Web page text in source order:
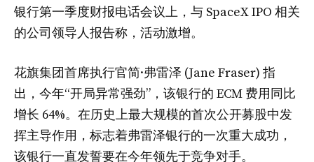
银行第一季度财报电话会议上，与 SpaceX IPO 相关
的公司领导人报告称，活动激增。
花旗集团首席执行官简·弗雷泽 (Jane Fraser) 指
出，今年“开局异常强劲”，该银行的 ECM 费用同比
增长 64%。在历史上最大规模的首次公开募股中发
挥主导作用，标志着弗雷泽银行的一次重大成功，
该银行一直发誓要在今年领先于竞争对手。